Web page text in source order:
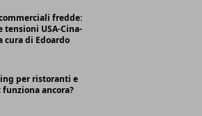
fredde:
tensioni USA-Cina-
cura di Edoardo
per ristoranti e
ancora?